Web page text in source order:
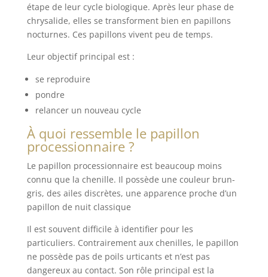
étape de leur cycle biologique. Après leur phase de
chrysalide, elles se transforment bien en papillons
nocturnes. Ces papillons vivent peu de temps.
Leur objectif principal est :
se reproduire
pondre
relancer un nouveau cycle
À quoi ressemble le papillon
processionnaire ?
Le papillon processionnaire est beaucoup moins
connu que la chenille. Il possède une couleur brun-
gris, des ailes discrètes, une apparence proche d’un
papillon de nuit classique
Il est souvent difficile à identifier pour les
particuliers. Contrairement aux chenilles, le papillon
ne possède pas de poils urticants et n’est pas
dangereux au contact. Son rôle principal est la